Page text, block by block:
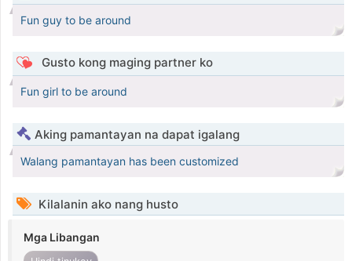
Fun guy to be around
Gusto kong maging partner ko
Fun girl to be around
Aking pamantayan na dapat igalang
Walang pamantayan has been customized
Kilalanin ako nang husto
Mga Libangan